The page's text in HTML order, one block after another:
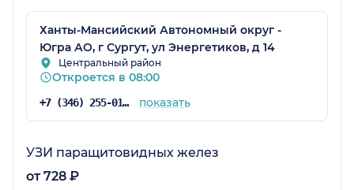
Ханты-Мансийский Автономный округ -
Югра АО, г Сургут, ул Энергетиков, д 14
Центральный район
Откроется в 08:00
+7 (346) 255-01-39 показать
УЗИ паращитовидных желез
от 728 ₽